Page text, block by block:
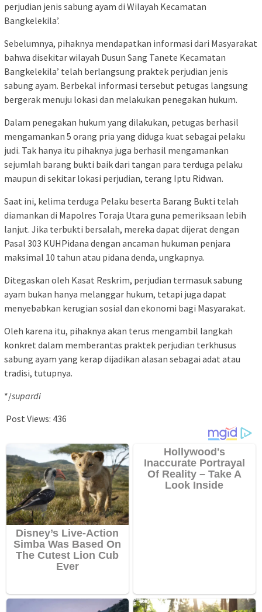
perjudian jenis sabung ayam di Wilayah Kecamatan
Bangkelekila’.
Sebelumnya, pihaknya mendapatkan informasi dari Masyarakat
bahwa disekitar wilayah Dusun Sang Tanete Kecamatan
Bangkelekila’ telah berlangsung praktek perjudian jenis
sabung ayam. Berbekal informasi tersebut petugas langsung
bergerak menuju lokasi dan melakukan penegakan hukum.
Dalam penegakan hukum yang dilakukan, petugas berhasil
mengamankan 5 orang pria yang diduga kuat sebagai pelaku
judi. Tak hanya itu pihaknya juga berhasil mengamankan
sejumlah barang bukti baik dari tangan para terduga pelaku
maupun di sekitar lokasi perjudian, terang Iptu Ridwan.
Saat ini, kelima terduga Pelaku beserta Barang Bukti telah
diamankan di Mapolres Toraja Utara guna pemeriksaan lebih
lanjut. Jika terbukti bersalah, mereka dapat dijerat dengan
Pasal 303 KUHPidana dengan ancaman hukuman penjara
maksimal 10 tahun atau pidana denda, ungkapnya.
Ditegaskan oleh Kasat Reskrim, perjudian termasuk sabung
ayam bukan hanya melanggar hukum, tetapi juga dapat
menyebabkan kerugian sosial dan ekonomi bagi Masyarakat.
Oleh karena itu, pihaknya akan terus mengambil langkah
konkret dalam memberantas praktek perjudian terkhusus
sabung ayam yang kerap dijadikan alasan sebagai adat atau
tradisi, tutupnya.
*/supardi
Post Views: 436